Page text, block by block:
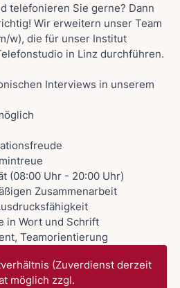
telefonieren Sie gerne? Dann
Wir erweitern unser Team
w), die für unser Institut
in Linz durchführen.
Interviews in unserem
(08:00 Uhr - 20:00 Uhr)
Zusammenarbeit
in Wort und Schrift
Teamorientierung
(Zuverdienst derzeit
möglich zzgl.